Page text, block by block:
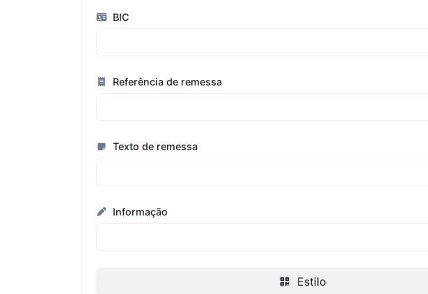
BIC
Referência de remessa
Texto de remessa
Informação
Estilo